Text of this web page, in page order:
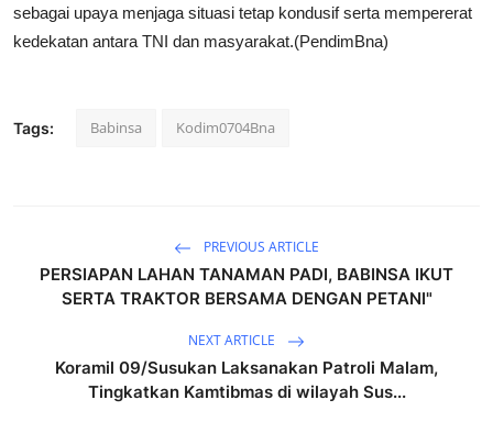
sebagai upaya menjaga situasi tetap kondusif serta mempererat
kedekatan antara TNI dan masyarakat.(PendimBna)
Tags: Babinsa Kodim0704Bna
PREVIOUS ARTICLE
PERSIAPAN LAHAN TANAMAN PADI, BABINSA IKUT
SERTA TRAKTOR BERSAMA DENGAN PETANI"
NEXT ARTICLE
Koramil 09/Susukan Laksanakan Patroli Malam,
Tingkatkan Kamtibmas di wilayah Sus...